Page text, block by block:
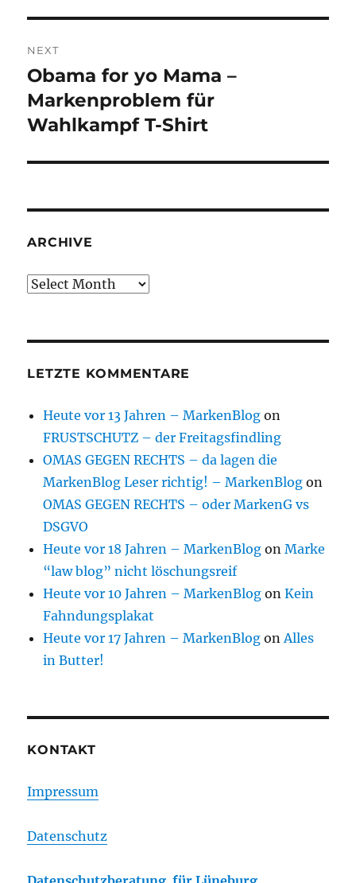
NEXT
Next
post:
Obama for yo Mama –
Markenproblem für
Wahlkampf T-Shirt
ARCHIVE
Archive
LETZTE KOMMENTARE
Heute vor 13 Jahren – MarkenBlog on
FRUSTSCHUTZ – der Freitagsfindling
OMAS GEGEN RECHTS – da lagen die
MarkenBlog Leser richtig! – MarkenBlog on
OMAS GEGEN RECHTS – oder MarkenG vs
DSGVO
Heute vor 18 Jahren – MarkenBlog onMarke
“law blog” nicht löschungsreif
Heute vor 10 Jahren – MarkenBlog onKein
Fahndungsplakat
Heute vor 17 Jahren – MarkenBlog onAlles
in Butter!
KONTAKT
Impressum
Datenschutz